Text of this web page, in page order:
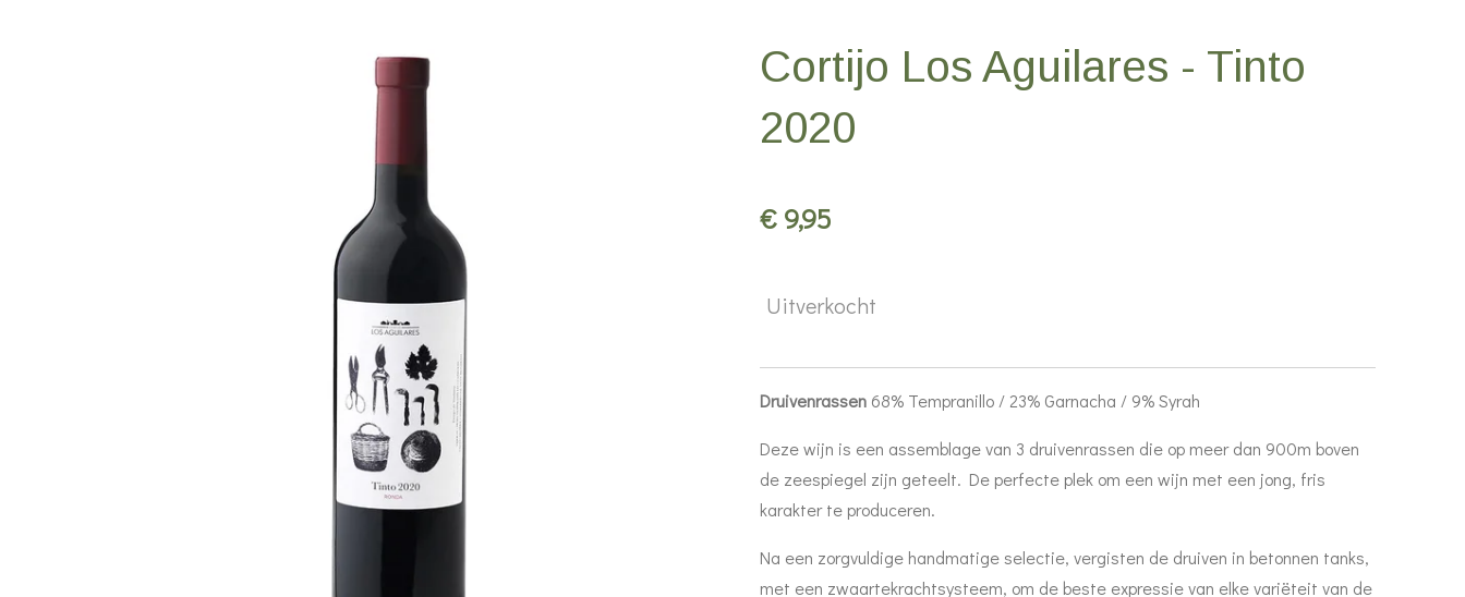
Cortijo Los Aguilares - Tinto
2020
€ 9,95
Uitverkocht
Druivenrassen 68% Tempranillo / 23% Garnacha / 9% Syrah
Deze wijn is een assemblage van 3 druivenrassen die op meer dan 900m boven
de zeespiegel zijn geteelt. De perfecte plek om een wijn met een jong, fris
karakter te produceren.
Na een zorgvuldige handmatige selectie, vergisten de druiven in betonnen tanks,
met een zwaartekrachtsysteem, om de beste expressie van elke variëteit van de